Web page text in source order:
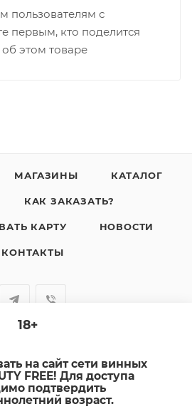
пользователям с
первым, кто поделится
этом товаре
МАГАЗИНЫ КАТАЛОГ
КАК ЗАКАЗАТЬ?
КАРТУ НОВОСТИ
КОНТАКТЫ
online.ru
ул. Шагова, д. 221, кв. 24
18+
на сайт сети винных
FREE! Для доступа
подтвердить
возраст.